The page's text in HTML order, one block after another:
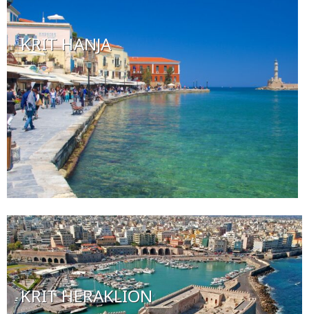
KRIT HANJA
KRIT HERAKLION